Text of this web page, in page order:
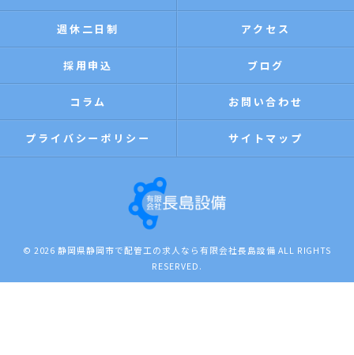
週休二日制 アクセス
採用申込 ブログ
コラム お問い合わせ
プライバシーポリシー サイトマップ
© 2026 静岡県静岡市で配管工の求人なら有限会社長島設備 ALL RIGHTS
RESERVED.